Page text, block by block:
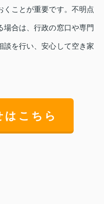
くことが重要です。不明点
場合は、行政の窓口や専門
談を行い、安心して空き家
はこちら